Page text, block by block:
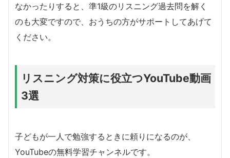
なかったりすると、準1級のリスニング過去問を解く
のも大変ですので、おうちの方がサポートしてあげて
ください。
リスニング対策に役立つYouTube動画
3選
子どもが一人で勉強するときに頼りになるのが、
YouTubeの無料学習チャンネルです。